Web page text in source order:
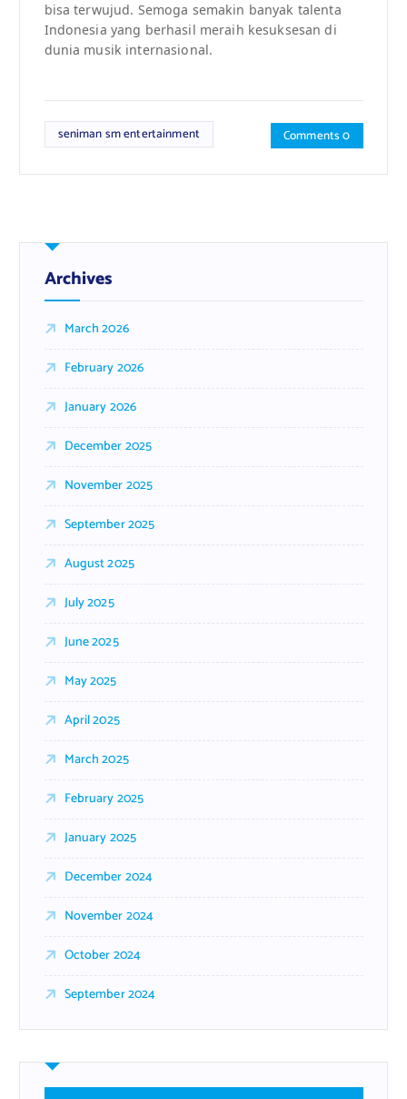
bisa terwujud. Semoga semakin banyak talenta
Indonesia yang berhasil meraih kesuksesan di
dunia musik internasional.
seniman sm entertainment Comments 0
Archives
March 2026
February 2026
January 2026
December 2025
November 2025
September 2025
August 2025
July 2025
June 2025
May 2025
April 2025
March 2025
February 2025
January 2025
December 2024
November 2024
October 2024
September 2024